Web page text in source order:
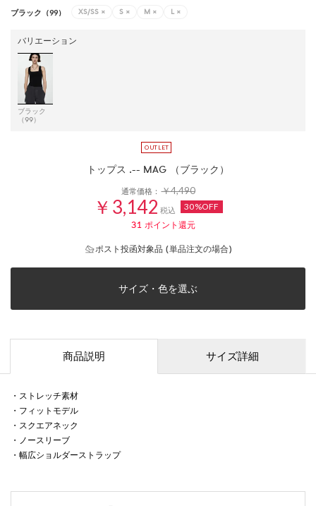
ブラック（99） XS/SS × S × M × L ×
バリエーション
ブラック
（99）
トップス .-- MAG （ブラック）
通常価格：￥4,490
￥3,142 税込 30%OFF
31 ポイント還元
ポスト投函対象品 (単品注文の場合)
サイズ・色を選ぶ
商品説明 サイズ詳細
・ストレッチ素材
・フィットモデル
・スクエアネック
・ノースリーブ
・幅広ショルダーストラップ